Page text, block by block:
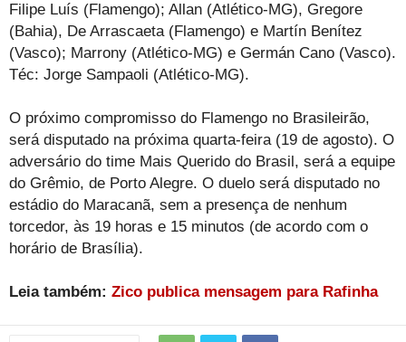
Filipe Luís (Flamengo); Allan (Atlético-MG), Gregore
(Bahia), De Arrascaeta (Flamengo) e Martín Benítez
(Vasco); Marrony (Atlético-MG) e Germán Cano (Vasco).
Téc: Jorge Sampaoli (Atlético-MG).
O próximo compromisso do Flamengo no Brasileirão,
será disputado na próxima quarta-feira (19 de agosto). O
adversário do time Mais Querido do Brasil, será a equipe
do Grêmio, de Porto Alegre. O duelo será disputado no
estádio do Maracanã, sem a presença de nenhum
torcedor, às 19 horas e 15 minutos (de acordo com o
horário de Brasília).
Leia também: Zico publica mensagem para Rafinha